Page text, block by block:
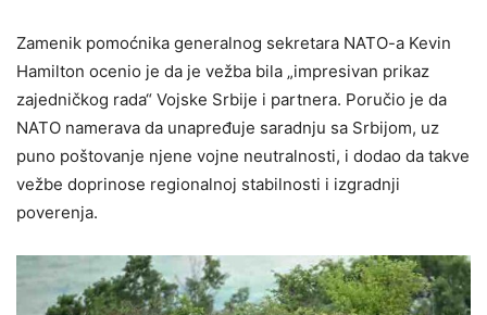
Zamenik pomoćnika generalnog sekretara NATO-a Kevin
Hamilton ocenio je da je vežba bila „impresivan prikaz
zajedničkog rada“ Vojske Srbije i partnera. Poručio je da
NATO namerava da unapređuje saradnju sa Srbijom, uz
puno poštovanje njene vojne neutralnosti, i dodao da takve
vežbe doprinose regionalnoj stabilnosti i izgradnji
poverenja.